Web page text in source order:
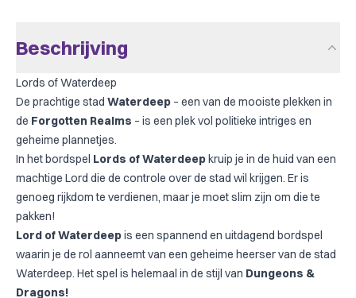
Beschrijving
Lords of Waterdeep
De prachtige stad Waterdeep – een van de mooiste plekken in
de Forgotten Realms – is een plek vol politieke intriges en
geheime plannetjes.
In het bordspel Lords of Waterdeepkruip je in de huid van een
machtige Lord die de controle over de stad wil krijgen. Er is
genoeg rijkdom te verdienen, maar je moet slim zijn om die te
pakken!
Lord of Waterdeepis een spannend en uitdagend bordspel
waarin je de rol aanneemt van een geheime heerser van de stad
Waterdeep. Het spel is helemaal in de stijl van Dungeons &
Dragons!